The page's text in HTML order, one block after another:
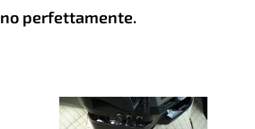
perfettamente.